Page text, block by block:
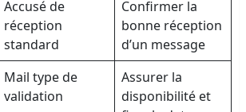
Accusé de
réception
standard
Confirmer la
bonne réception
d’un message
Mail type de
validation
Assurer la
disponibilité et